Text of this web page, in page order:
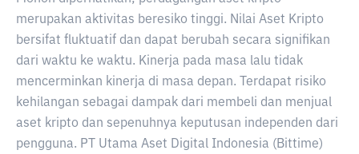
merupakan aktivitas beresiko tinggi. Nilai Aset Kripto
bersifat fluktuatif dan dapat berubah secara signifikan
dari waktu ke waktu. Kinerja pada masa lalu tidak
mencerminkan kinerja di masa depan. Terdapat risiko
kehilangan sebagai dampak dari membeli dan menjual
aset kripto dan sepenuhnya keputusan independen dari
pengguna. PT Utama Aset Digital Indonesia (Bittime)